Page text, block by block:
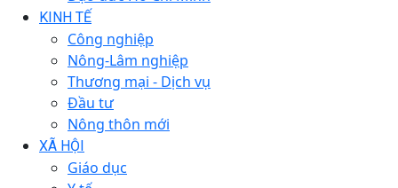
KINH TẾ
Công nghiệp
Nông-Lâm nghiệp
Thương mại - Dịch vụ
Đầu tư
Nông thôn mới
XÃ HỘI
Giáo dục